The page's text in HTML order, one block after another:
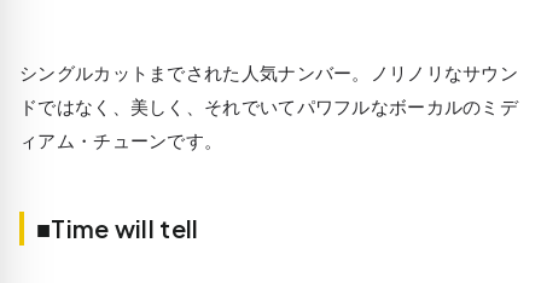
シングルカットまでされた人気ナンバー。ノリノリなサウン
ドではなく、美しく、それでいてパワフルなボーカルのミデ
ィアム・チューンです。
■Time will tell